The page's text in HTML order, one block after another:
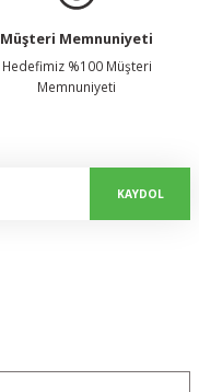
Müşteri Memnuniyeti
Hedefimiz %100 Müşteri
Memnuniyeti
KAYDOL